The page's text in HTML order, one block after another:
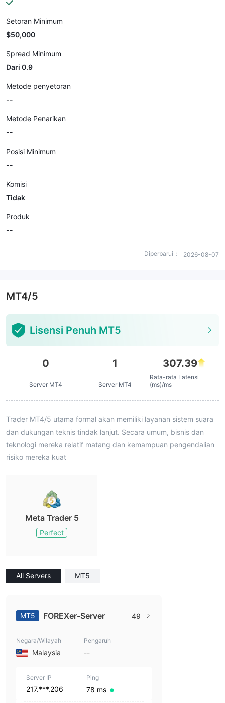
Setoran Minimum
$50,000
Spread Minimum
Dari 0.9
Metode penyetoran
--
Metode Penarikan
--
Posisi Minimum
--
Komisi
Tidak
Produk
--
Diperbarui： 2026-08-07
MT4/5
Lisensi Penuh MT5
0
Server MT4
1
Server MT4
307.39
Rata-rata Latensi
(ms)/ms
Trader MT4/5 utama formal akan memiliki layanan sistem suara
dan dukungan teknis tindak lanjut. Secara umum, bisnis dan
teknologi mereka relatif matang dan kemampuan pengendalian
risiko mereka kuat
Meta Trader 5
Perfect
All Servers MT5
MT5 FOREXer-Server 49
Negara/Wilayah
Malaysia
Pengaruh
--
Server IP
217.***.206
Ping
78 ms